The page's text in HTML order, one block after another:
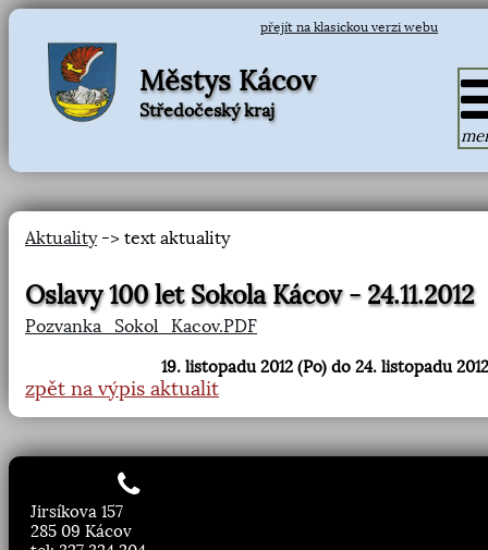
přejít na klasickou verzi webu
Městys Kácov
Středočeský kraj
Aktuality-> text aktuality
Oslavy 100 let Sokola Kácov - 24.11.2012
Pozvanka_Sokol_Kacov.PDF
19. listopadu 2012 (Po) do 24. listopadu
zpět na výpis aktualit
Jirsíkova 157
285 09 Kácov